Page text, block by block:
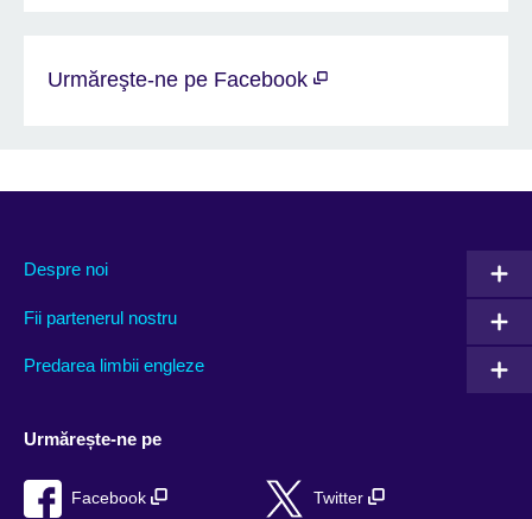
Urmăreşte-ne pe Facebook
Despre noi
Fii partenerul nostru
Predarea limbii engleze
Urmărește-ne pe
Facebook Twitter